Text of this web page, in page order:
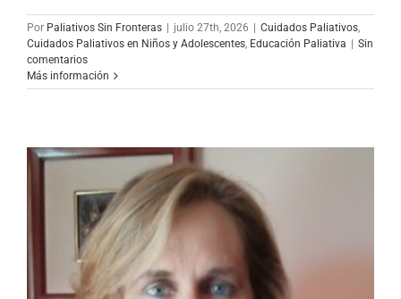
Por Paliativos Sin Fronteras julio 27th, 2026 Cuidados Paliativos,
Cuidados Paliativos en Niños y Adolescentes, Educación Paliativa
Sin
comentarios
Más información